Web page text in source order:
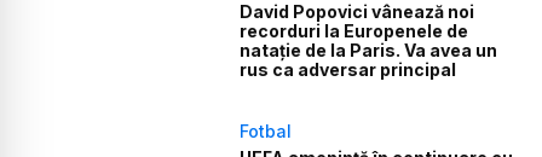
David Popovici vânează noi
recorduri la Europenele de
natație de la Paris. Va avea un
rus ca adversar principal
Fotbal